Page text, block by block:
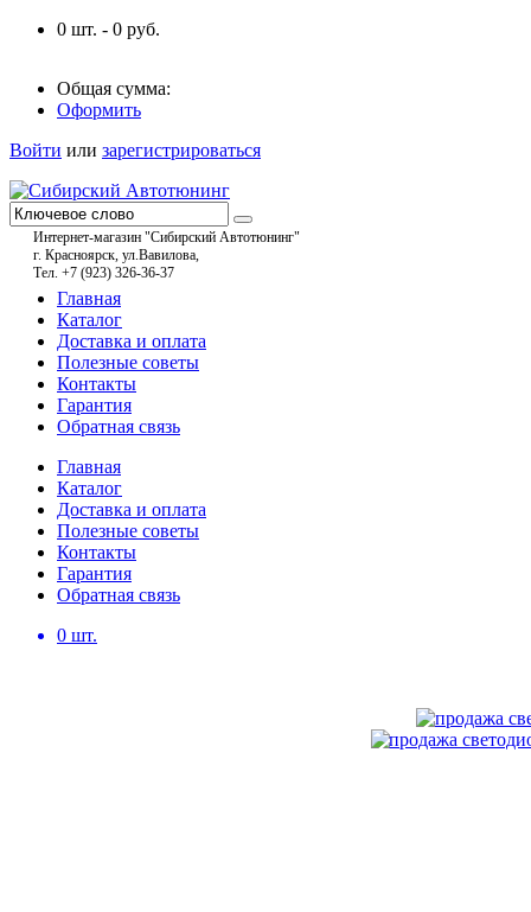
0 шт. - 0 руб.
Общая сумма:
Оформить
Войти или зарегистрироваться
Интернет-магазин "Сибирский Автотюнинг"
г. Красноярск, ул.Вавилова,
Тел. +7 (923) 326-36-37
Главная
Каталог
Доставка и оплата
Полезные советы
Контакты
Гарантия
Обратная связь
Главная
Каталог
Доставка и оплата
Полезные советы
Контакты
Гарантия
Обратная связь
0 шт.